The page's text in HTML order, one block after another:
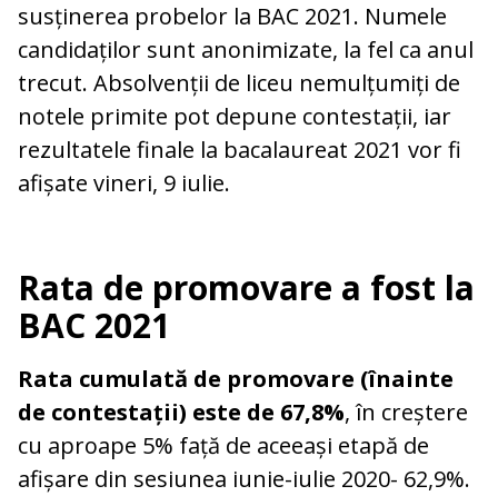
susținerea probelor la BAC 2021. Numele
candidaților sunt anonimizate, la fel ca anul
trecut. Absolvenții de liceu nemulțumiți de
notele primite pot depune contestații, iar
rezultatele finale la bacalaureat 2021 vor fi
afișate vineri, 9 iulie.
Rata de promovare a fost la
BAC 2021
Rata cumulată de promovare (înainte
de contestații) este de 67,8%, în creștere
cu aproape 5% față de aceeași etapă de
afișare din sesiunea iunie-iulie 2020- 62,9%.